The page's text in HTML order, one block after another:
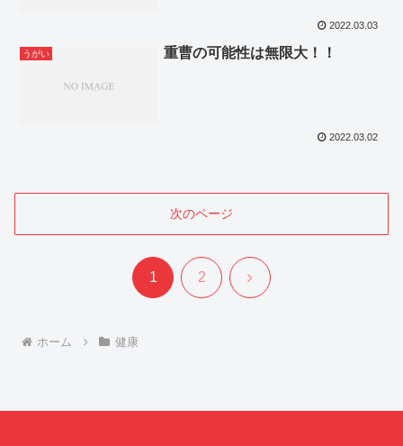
2022.03.03
うがい 重曹の可能性は無限大！！
2022.03.02
次のページ
1 2 次
ホーム 健康